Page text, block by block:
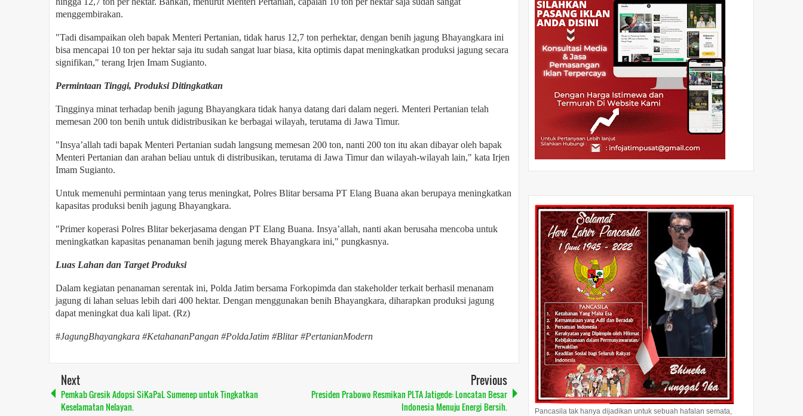
menggembirakan.
"Tadi disampaikan oleh bapak Menteri Pertanian, tidak harus 12,7 ton perhektar, dengan benih jagung Bhayangkara ini
bisa mencapai 10 ton per hektar saja itu sudah sangat luar biasa, kita optimis dapat meningkatkan produksi jagung secara
signifikan," terang Irjen Imam Sugianto.
Permintaan Tinggi, Produksi Ditingkatkan
Tingginya minat terhadap benih jagung Bhayangkara tidak hanya datang dari dalam negeri. Menteri Pertanian telah
memesan 200 ton benih untuk didistribusikan ke berbagai wilayah, terutama di Jawa Timur.
"Insya’allah tadi bapak Menteri Pertanian sudah langsung memesan 200 ton, nanti 200 ton itu akan dibayar oleh bapak
Menteri Pertanian dan arahan beliau untuk di distribusikan, terutama di Jawa Timur dan wilayah-wilayah lain," kata Irjen
Imam Sugianto.
Untuk memenuhi permintaan yang terus meningkat, Polres Blitar bersama PT Elang Buana akan berupaya meningkatkan
kapasitas produksi benih jagung Bhayangkara.
"Primer koperasi Polres Blitar bekerjasama dengan PT Elang Buana. Insya’allah, nanti akan berusaha mencoba untuk
meningkatkan kapasitas penanaman benih jagung merek Bhayangkara ini," pungkasnya.
Luas Lahan dan Target Produksi
Dalam kegiatan penanaman serentak ini, Polda Jatim bersama Forkopimda dan stakeholder terkait berhasil menanam
jagung di lahan seluas lebih dari 400 hektar. Dengan menggunakan benih Bhayangkara, diharapkan produksi jagung
dapat meningkat dua kali lipat. (Rz)
#JagungBhayangkara #KetahananPangan #PoldaJatim #Blitar #PertanianModern
Next
Pemkab Gresik Adopsi SiKaPaL Sumenep untuk Tingkatkan
Keselamatan Nelayan.
Previous
Presiden Prabowo Resmikan PLTA Jatigede: Loncatan Besar
Indonesia Menuju Energi Bersih.
Pancasila tak hanya dijadikan untuk sebuah hafalan semata,